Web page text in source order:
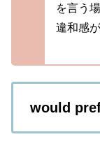
を言う
違和感
would